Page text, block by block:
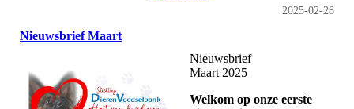
2025-02-28
Nieuwsbrief Maart
Nieuwsbrief
Maart 2025
Welkom op onze eerste